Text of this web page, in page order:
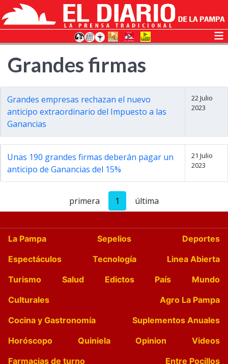
Grandes firmas
Grandes empresas rechazan el nuevo
anticipo extraordinario del Impuesto a las
Ganancias
22 Julio
2023
Unas 190 grandes firmas deberán pagar un
anticipo de Ganancias del 15%
21 Julio
2023
primera 1 última
La Pampa Sepelios
Deportes
Espectáculos
Tecnología
Linea Abierta
Turismo
Salud Edictos País
Mundo
Culturales
Agro La Pampa
Cocina y Gastronomía
Suplementos Anuales
Horóscopo
Quiniela Opinion
Videos
Farmacias de turno
Entre Pocillos